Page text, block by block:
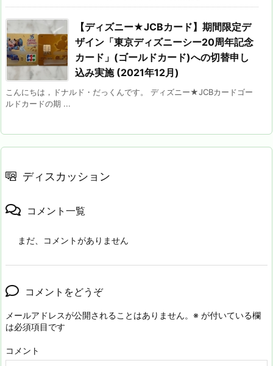
【ディズニー★JCBカード】期間限定デ
ザイン「東京ディズニーシー20周年記念
カード」(ゴールドカード)への切替申し
込み実施 (2021年12月)
こんにちは，ドナルド・だっくんです。 ディズニー★JCBカードゴー
ルドカードの期 ...
ディスカッション
コメント一覧
まだ、コメントがありません
コメントをどうぞ
メールアドレスが公開されることはありません。 ※ が付いている欄
は必須項目です
コメント